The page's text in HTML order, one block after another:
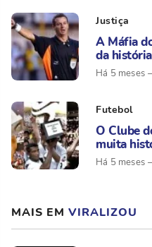
Justiça
A Máfia
da
Há 5 meses
Futebol
O Clube
muita
Há 5 meses
MAIS EM VIRALIZOU